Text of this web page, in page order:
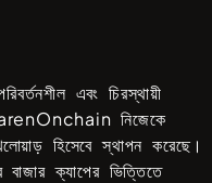
এবং চিরস্থায়ী
নিজেকে
হিসেবে স্থাপন করেছে।
বাজার ক্যাপের ভিত্তিতে